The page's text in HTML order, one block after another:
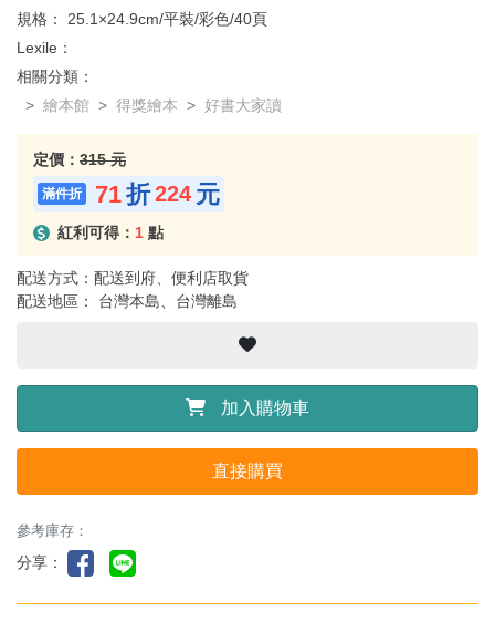
規格： 25.1×24.9cm/平裝/彩色/40頁
Lexile：
相關分類：
繪本館
得獎繪本 好書大家讀
定價： 315 元
71折224 元
紅利可得： 1 點
配送方式：配送到府、便利店取貨
配送地區： 台灣本島、台灣離島
加入購物車
直接購買
參考庫存：
分享：